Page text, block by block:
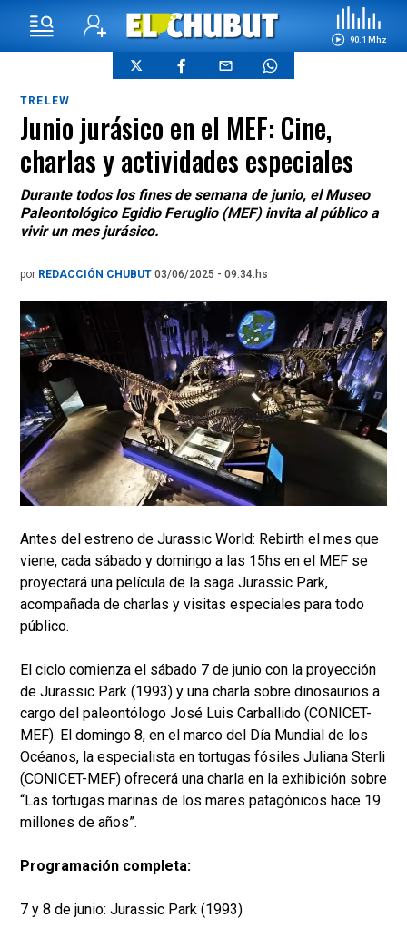
90.1 Mhz
TRELEW
Junio jurásico en el MEF: Cine,
charlas y actividades especiales
Durante todos los fines de semana de junio, el Museo
Paleontológico Egidio Feruglio (MEF) invita al público a
vivir un mes jurásico.
por REDACCIÓN CHUBUT 03/06/2025 - 09.34.hs
Antes del estreno de Jurassic World: Rebirth el mes que
viene, cada sábado y domingo a las 15hs en el MEF se
proyectará una película de la saga Jurassic Park,
acompañada de charlas y visitas especiales para todo
público.
El ciclo comienza el sábado 7 de junio con la proyección
de Jurassic Park (1993) y una charla sobre dinosaurios a
cargo del paleontólogo José Luis Carballido (CONICET-
MEF). El domingo 8, en el marco del Día Mundial de los
Océanos, la especialista en tortugas fósiles Juliana Sterli
(CONICET-MEF) ofrecerá una charla en la exhibición sobre
“Las tortugas marinas de los mares patagónicos hace 19
millones de años”.
Programación completa:
7 y 8 de junio: Jurassic Park (1993)